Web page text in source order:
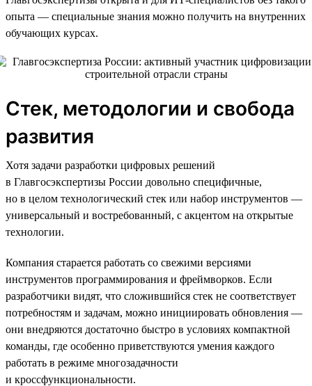
опыта — специальные знания можно получить на внутренних
обучающих курсах.
Стек, методологии и свобода
развития
Хотя задачи разработки цифровых решений
в Главгосэкспертизы России довольно специфичные,
но в целом технологический стек или набор инструментов —
универсальный и востребованный, с акцентом на открытые
технологии.
Компания старается работать со свежими версиями
инструментов программирования и фреймворков. Если
разработчики видят, что сложившийся стек не соответствует
потребностям и задачам, можно инициировать обновления —
они внедряются достаточно быстро в условиях компактной
команды, где особенно приветствуются умения каждого
работать в режиме многозадачности
и кроссфункциональности.